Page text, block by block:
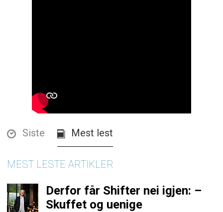
Siste Mest lest
MEST LESTE ARTIKLER
Derfor får Shifter nei igjen: –
Skuffet og uenige